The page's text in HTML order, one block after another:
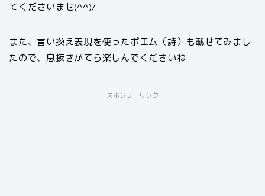
てくださいませ(^^)/
また、言い換え表現を使ったポエム（詩）も載せてみまし
たので、息抜きがてら楽しんでくださいね
スポンサーリンク